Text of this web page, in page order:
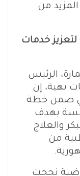
من
خدمات
الرئيس
بهية، إن
ضمن خطة
بهدف
والعلاج
من
نجحت